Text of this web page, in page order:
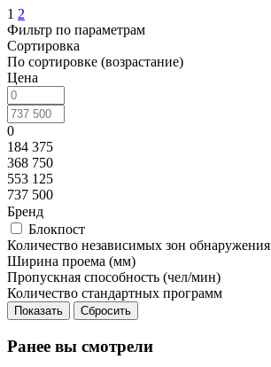
1 2
Фильтр по параметрам
Сортировка
По сортировке (возрастание)
Цена
0
184 375
368 750
553 125
737 500
Бренд
Блокпост
Количество независимых зон обнаружения
Ширина проема (мм)
Пропускная способность (чел/мин)
Количество стандартных программ
Сбросить
Ранее вы смотрели